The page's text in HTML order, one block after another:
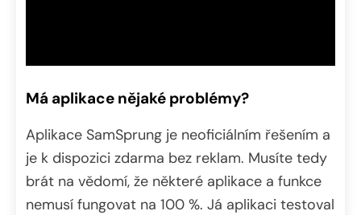
Má aplikace nějaké problémy?
Aplikace SamSprung je neoficiálním řešením a
je k dispozici zdarma bez reklam. Musíte tedy
brát na vědomí, že některé aplikace a funkce
nemusí fungovat na 100 %. Já aplikaci testoval